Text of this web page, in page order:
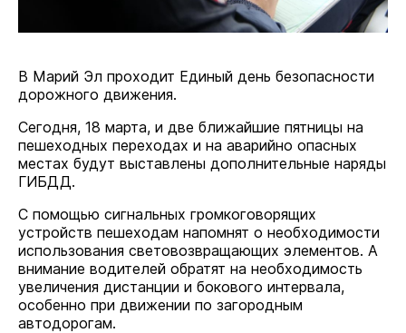
В Марий Эл проходит Единый день безопасности
дорожного движения.
Сегодня, 18 марта, и две ближайшие пятницы на
пешеходных переходах и на аварийно опасных
местах будут выставлены дополнительные наряды
ГИБДД.
С помощью сигнальных громкоговорящих
устройств пешеходам напомнят о необходимости
использования световозвращающих элементов. А
внимание водителей обратят на необходимость
увеличения дистанции и бокового интервала,
особенно при движении по загородным
автодорогам.